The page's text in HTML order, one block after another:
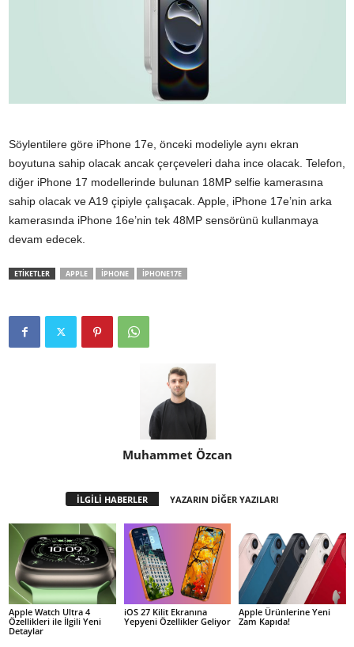
Söylentilere göre iPhone 17e, önceki modeliyle aynı ekran
boyutuna sahip olacak ancak çerçeveleri daha ince olacak. Telefon,
diğer iPhone 17 modellerinde bulunan 18MP selfie kamerasına
sahip olacak ve A19 çipiyle çalışacak. Apple, iPhone 17e’nin arka
kamerasında iPhone 16e’nin tek 48MP sensörünü kullanmaya
devam edecek.
ETİKETLER APPLE IPHONE IPHONE17E
Muhammet Özcan
İLGİLİ HABERLER YAZARIN DİĞER YAZILARI
Apple Watch Ultra 4
Özellikleri ile İlgili Yeni
Detaylar
iOS 27 Kilit Ekranına
Yepyeni Özellikler Geliyor
Apple Ürünlerine Yeni
Zam Kapıda!